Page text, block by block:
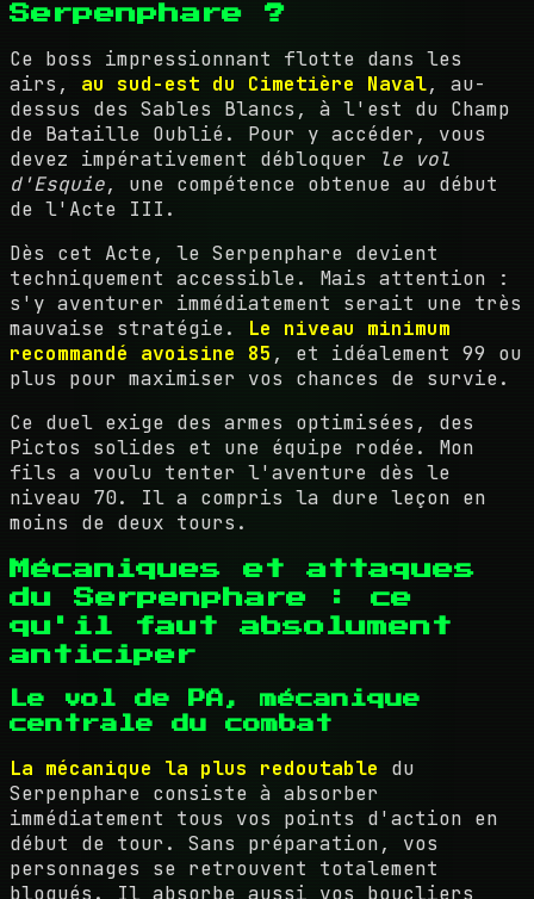
Serpenphare ?
Ce boss impressionnant flotte dans les
airs, au sud-est du Cimetière Naval, au-
dessus des Sables Blancs, à l'est du Champ
de Bataille Oublié. Pour y accéder, vous
devez impérativement débloquer
le vol
d'Esquie, une compétence obtenue au début
de l'Acte III.
Dès cet Acte, le Serpenphare devient
techniquement accessible. Mais attention :
s'y aventurer immédiatement serait une très
mauvaise stratégie. Le niveau minimum
recommandé avoisine 85 , et idéalement 99 ou
plus pour maximiser vos chances de survie.
Ce duel exige des armes optimisées, des
Pictos solides et une équipe rodée. Mon
fils a voulu tenter l'aventure dès le
niveau 70. Il a compris la dure leçon en
moins de deux tours.
Mécaniques et attaques
du Serpenphare : ce
qu'il faut absolument
anticiper
Le vol de PA, mécanique
centrale du combat
La mécanique la plus redoutable du
Serpenphare consiste à absorber
immédiatement tous vos points d'action en
début de tour. Sans préparation, vos
personnages se retrouvent totalement
bloqués. Il absorbe aussi vos boucliers